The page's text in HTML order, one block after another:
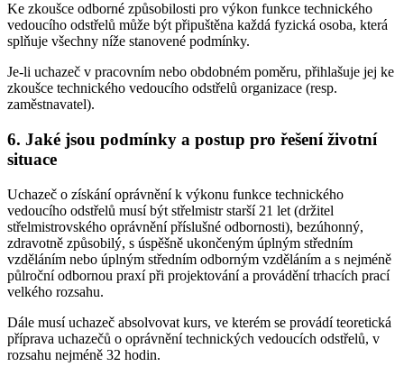
Ke zkoušce odborné způsobilosti pro výkon funkce technického
vedoucího odstřelů může být připuštěna každá fyzická osoba, která
splňuje všechny níže stanovené podmínky.
Je-li uchazeč v pracovním nebo obdobném poměru, přihlašuje jej ke
zkoušce technického vedoucího odstřelů organizace (resp.
zaměstnavatel).
6. Jaké jsou podmínky a postup pro řešení životní
situace
Uchazeč o získání oprávnění k výkonu funkce technického
vedoucího odstřelů musí být střelmistr starší 21 let (držitel
střelmistrovského oprávnění příslušné odbornosti), bezúhonný,
zdravotně způsobilý, s úspěšně ukončeným úplným středním
vzděláním nebo úplným středním odborným vzděláním a s nejméně
půlroční odbornou praxí při projektování a provádění trhacích prací
velkého rozsahu.
Dále musí uchazeč absolvovat kurs, ve kterém se provádí teoretická
příprava uchazečů o oprávnění technických vedoucích odstřelů, v
rozsahu nejméně 32 hodin.